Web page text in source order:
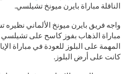
الناقلة مباراة بايرن ميونخ تشيلسي.
واجه فريق بايرن ميونخ الألماني
مباراة الذهاب بفوز كاسح على تشيلسي
المهمة على البلوز للعودة في مباراة
كانت على أرض البلوز.